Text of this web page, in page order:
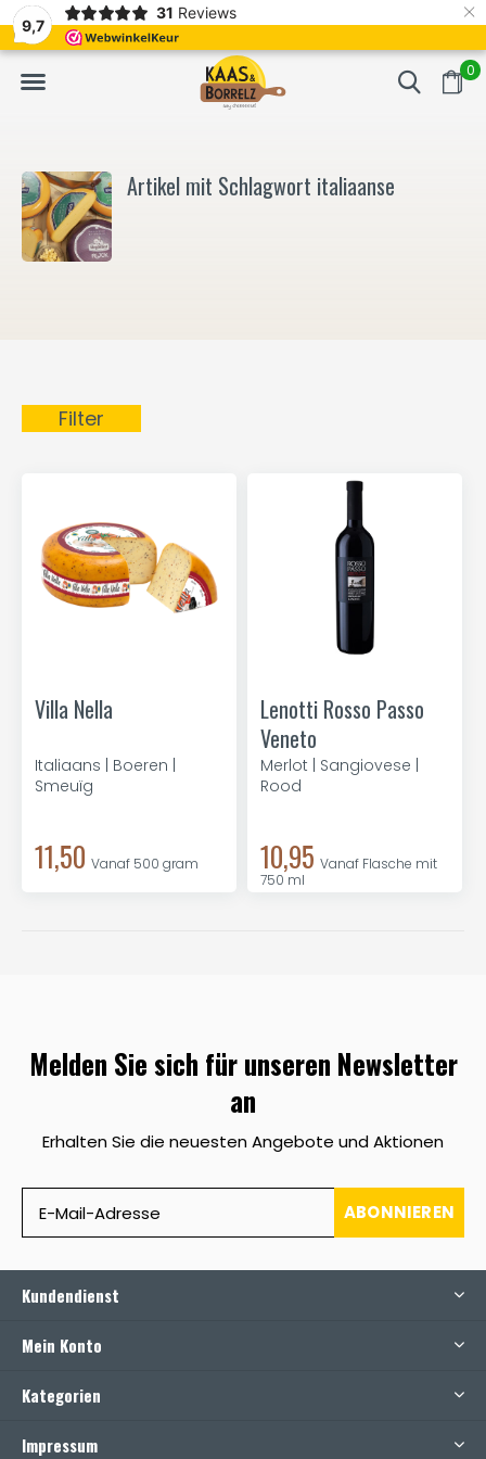
9,7
31 Reviews ×
0
Frisch geschnitten und vakuumverpackt. Meistens Lieferung
Artikel mit Schlagwort italiaanse
Filter
Villa Nella
Italiaans | Boeren |
Smeuïg
11,50 Vanaf 500 gram
Lenotti Rosso Passo
Veneto
Merlot | Sangiovese |
Rood
10,95 Vanaf Flasche mit
750 ml
Melden Sie sich für unseren Newsletter
an
Erhalten Sie die neuesten Angebote und Aktionen
ABONNIEREN
Kundendienst
Mein Konto
Kategorien
Impressum